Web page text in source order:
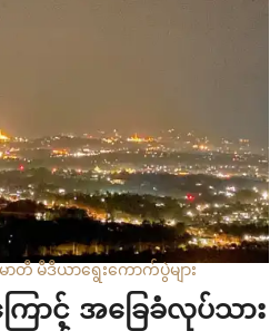
ာတီ မီဒီယာရွေးကောက်ပွဲများ
ာင့် အခြေခံလုပ်သား